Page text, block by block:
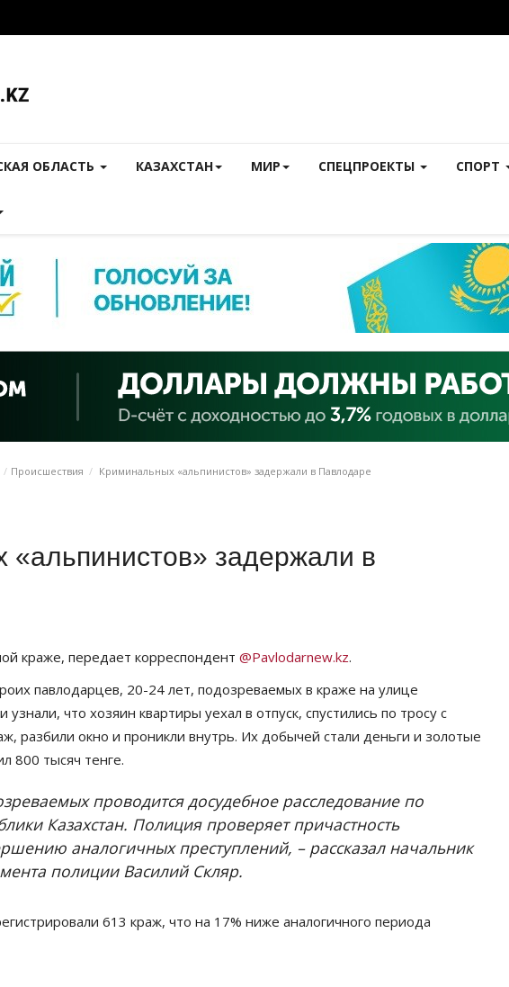
ОБЛАСТЬ КАЗАХСТАН МИР СПЕЦПРОЕКТЫ СПОРТ
Происшествия Криминальных «альпинистов» задержали в Павлодаре
«альпинистов» задержали в
краже, передает корреспондент @Pavlodarnew.kz.
павлодарцев, 20-24 лет, подозреваемых в краже на улице
что хозяин квартиры уехал в отпуск, спустились по тросу с
разбили окно и проникли внутрь. Их добычей стали деньги и золотые
800 тысяч тенге.
проводится досудебное расследование по
Казахстан. Полиция проверяет причастность
аналогичных преступлений, – рассказал начальник
полиции Василий Скляр.
613 краж, что на 17% ниже аналогичного периода